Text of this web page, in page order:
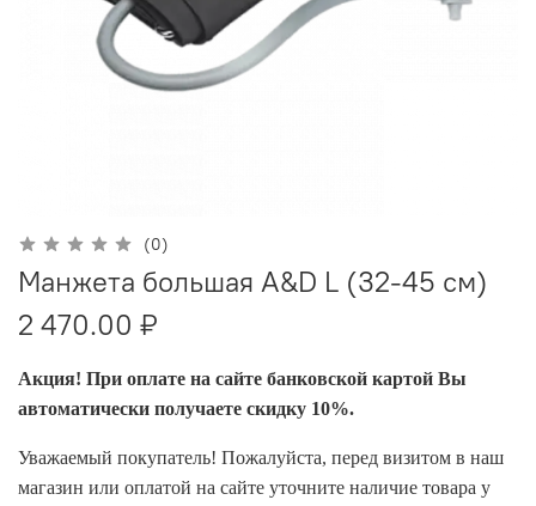
(0)
Манжета большая A&D L (32-45 см)
2 470.00 ₽
Акция! При оплате на сайте банковской картой Вы
автоматически получаете скидку 10%.
Уважаемый покупатель! Пожалуйста, перед визитом в наш
магазин или оплатой на сайте уточните наличие товара у